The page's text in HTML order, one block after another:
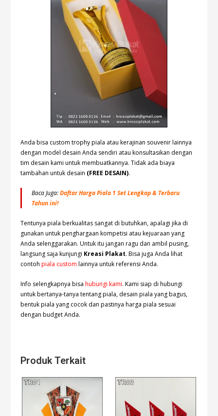
Anda bisa custom trophy piala atau kerajinan souvenir lainnya
dengan model desain Anda sendiri atau konsultasikan dengan
tim desain kami untuk membuatkannya. Tidak ada biaya
tambahan untuk desain (FREE DESAIN).
Baca Juga:Daftar Harga Piala 1 Set Lengkap & Terbaru
Tahun ini!
Tentunya piala berkualitas sangat di butuhkan, apalagi jika di
gunakan untuk penghargaan kompetisi atau kejuaraan yang
Anda selenggarakan. Untuk itu jangan ragu dan ambil pusing,
langsung saja kunjungi Kreasi Plakat. Bisa juga Anda lihat
contohpiala custom lainnya untuk referensi Anda.
Info selengkapnya bisahubungi kami. Kami siap di hubungi
untuk bertanya-tanya tentang piala, desain piala yang bagus,
bentuk piala yang cocok dan pastinya harga piala sesuai
dengan budget Anda.
Produk Terkait